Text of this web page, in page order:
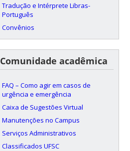
Tradução e Intérprete Libras-
Português
Convênios
Comunidade acadêmica
FAQ – Como agir em casos de
urgência e emergência
Caixa de Sugestões Virtual
Manutenções no Campus
Serviços Administrativos
Classificados UFSC